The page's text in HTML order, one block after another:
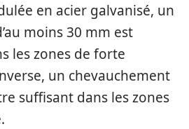
en acier galvanisé, un
moins 30 mm est
les zones de forte
un chevauchement
suffisant dans les zones